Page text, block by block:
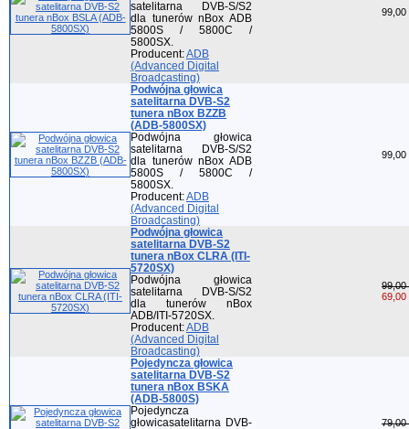
satelitarna DVB-S/S2
dla tunerów nBox ADB
5800S / 5800C /
5800SX.
Producent:ADB
(Advanced Digital
Broadcasting)
99,00
Podwójna głowica
satelitarna DVB-S2
tunera nBox BZZB
(ADB-5800SX)
Podwójna głowica
satelitarna DVB-S/S2
dla tunerów nBox ADB
5800S / 5800C /
5800SX.
Producent:ADB
(Advanced Digital
Broadcasting)
99,00
Podwójna głowica
satelitarna DVB-S2
tunera nBox CLRA (ITI-
5720SX)
Podwójna głowica
satelitarna DVB-S/S2
dla tunerów nBox
ADB/ITI-5720SX.
Producent:ADB
(Advanced Digital
Broadcasting)
99,00
69,00
Pojedyncza głowica
satelitarna DVB-S2
tunera nBox BSKA
(ADB-5800S)
Pojedyncza
głowicasatelitarna DVB-
79,00